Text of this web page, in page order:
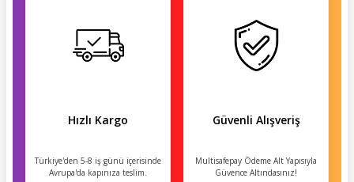
Hızlı Kargo
Türkiye'den 5-8 iş günü içerisinde
Avrupa'da kapınıza teslim.
Güvenli Alışveriş
Multisafepay Ödeme Alt Yapısıyla
Güvence Altındasınız!